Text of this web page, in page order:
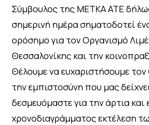
Σύμβουλος της ΜΕΤΚΑ ΑΤΕ
σημερινή ημέρα σηματοδοτεί
ορόσημο για τον Οργανισμό
Θεσσαλονίκης και την
Θέλουμε να ευχαριστήσουμε
την εμπιστοσύνη που μας
δεσμευόμαστε για την άρτια και
χρονοδιαγράμματος εκτέλεση